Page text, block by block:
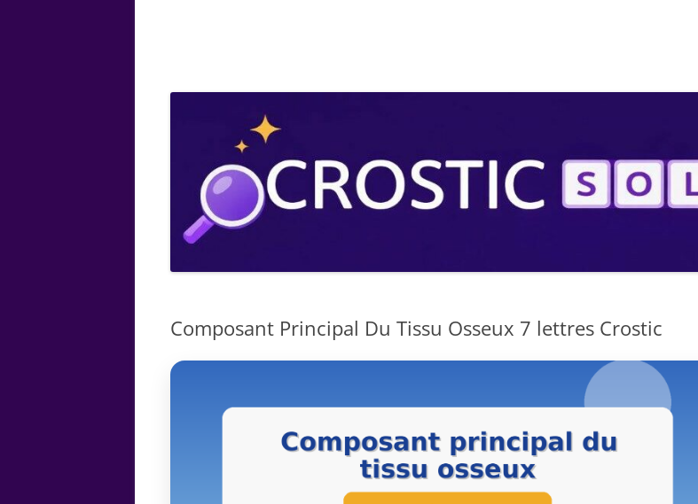
Composant Principal Du Tissu Osseux 7 lettres Crostic